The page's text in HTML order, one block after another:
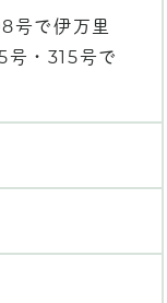
号で伊万里
号・315号で